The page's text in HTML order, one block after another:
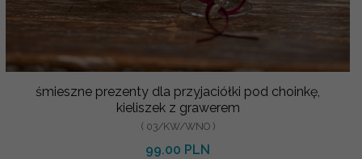
śmieszne prezenty dla przyjaciółki pod choinkę,
kieliszek z grawerem
( 03/KW/WNO )
99.00 PLN